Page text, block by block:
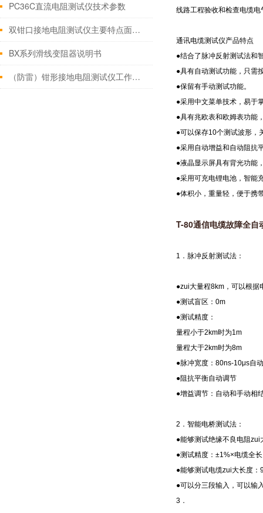
PC36C直流电阻测试仪技术参数
双钳口接地电阻测试仪主要特点面板功能简介原理
BX系列滑线变阻器说明书
（防雷）钳形接地电阻测试仪工作原理
线路工程验收和检查电缆电
通讯电缆测试仪产品特点
●结合了脉冲反射测试法和
●具有自动测试功能，只需
●保留有手动测试功能。
●采用中文菜单技术，易于
●具有兆欧表和欧姆表功能
●可以保存10个测试波形，
●采用自动增益和自动阻抗
●液晶显示屏具有背光功能
●采用可充电锂电池，智能
●体积小，重量轻，便于携
T-80通信电缆故障全自
1．脉冲反射测试法：
●zui大量程8km，可以根据
●测试盲区：0m
●测试精度：
量程小于2km时为1m
量程大于2km时为8m
●脉冲宽度：80ns-10μs自
●阻抗平衡自动调节
●增益调节：自动和手动相
2．智能电桥测试法：
●能够测试绝缘不良电阻
●测试精度：±1%×电缆全长
●能够测试电缆zui大长度：
●可以分三段输入，可以输
3．